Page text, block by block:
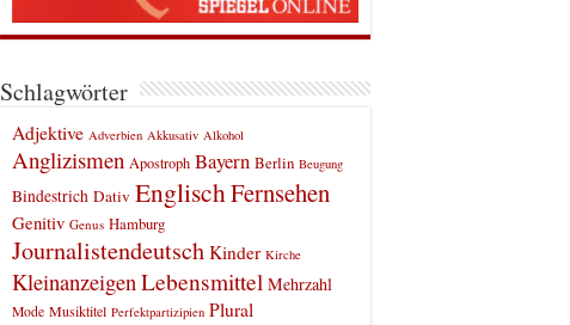
Schlagwörter
Adjektive Adverbien Akkusativ Alkohol
Anglizismen Apostroph Bayern Berlin Beugung
Bindestrich Dativ EnglischFernsehen
Genitiv Genus Hamburg
Journalistendeutsch Kinder Kirche
Kleinanzeigen Lebensmittel Mehrzahl
Mode Musiktitel Perfektpartizipien Plural